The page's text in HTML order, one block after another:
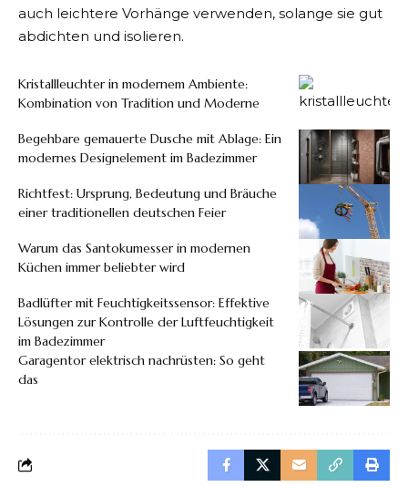
auch leichtere Vorhänge verwenden, solange sie gut
abdichten und isolieren.
Kristallleuchter in modernem Ambiente:
Kombination von Tradition und Moderne
Begehbare gemauerte Dusche mit Ablage: Ein
modernes Designelement im Badezimmer
Richtfest: Ursprung, Bedeutung und Bräuche
einer traditionellen deutschen Feier
Warum das Santokumesser in modernen
Küchen immer beliebter wird
Badlüfter mit Feuchtigkeitssensor: Effektive
Lösungen zur Kontrolle der Luftfeuchtigkeit
im Badezimmer
Garagentor elektrisch nachrüsten: So geht
das